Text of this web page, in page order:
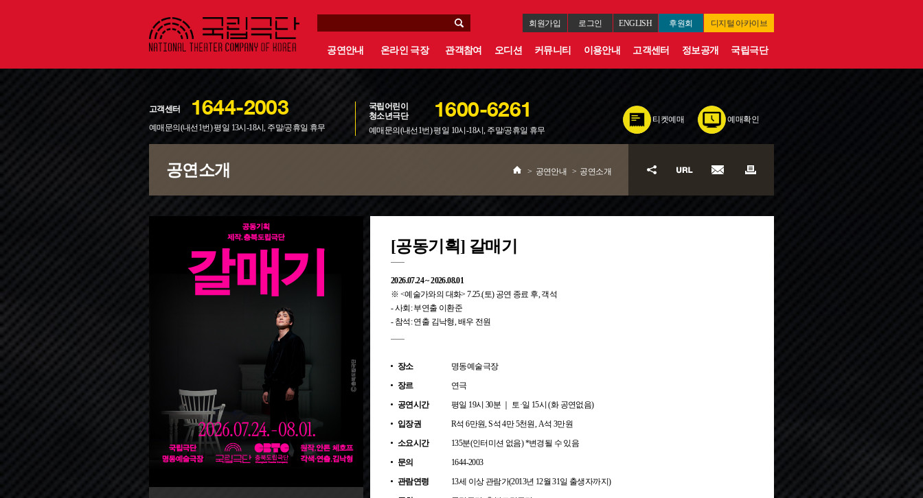
회원가입 로그인 ENGLISH 후원회 디지털 아카이브
공연안내 온라인 극장 관객참여 오디션 커뮤니티 이용안내 고객센터 정보공개 국립극단
고객센터 1644-2003
예매문의(내선1번) 평일 13시-18시, 주말/공휴일 휴무
국립어린이
청소년극단
1600-6261
예매문의(내선1번) 평일 10시-18시, 주말/공휴일 휴무
티켓예매 예매확인
공연소개 > 공연안내 > 공연소개
[공동기획] 갈매기
2026.07.24 ~ 2026.08.01
※ <예술가와의 대화> 7.25.(토) 공연 종료 후, 객석
- 사회: 부연출 이환준
- 참석: 연출 김낙형, 배우 전원
장소
명동예술극장
장르
연극
공연시간
평일 19시 30분 ｜ 토·일 15시 (화 공연없음)
입장권
R석 6만원, S석 4만 5천원, A석 3만원
소요시간
135분(인터미션 없음) *변경될 수 있음
문의
1644-2003
관람연령
13세 이상 관람가(2013년 12월 31일 출생자까지)